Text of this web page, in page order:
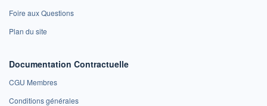
Foire aux Questions
Plan du site
Documentation Contractuelle
CGU Membres
Conditions générales